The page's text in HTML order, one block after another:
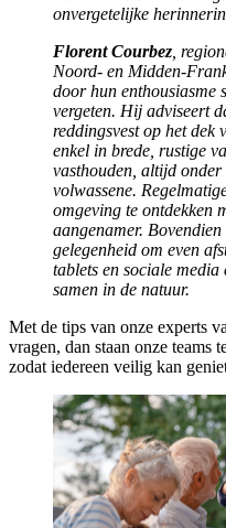
onvergetelijke
Florent Courbez ,
Noord- en Midden-
door hun enthousiasme
vergeten. Hij adviseert
reddingsvest op het dek
enkel in brede, rustige
vasthouden, altijd
volwassene.
omgeving te ontdekken
aangenamer.
gelegenheid om even
tablets en sociale
samen in de natuur.
Met de tips van onze experts
vragen, dan staan onze teams
zodat iedereen veilig kan